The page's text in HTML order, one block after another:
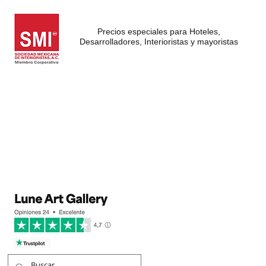
Precios especiales para Hoteles,
Desarrolladores, Interioristas y mayoristas